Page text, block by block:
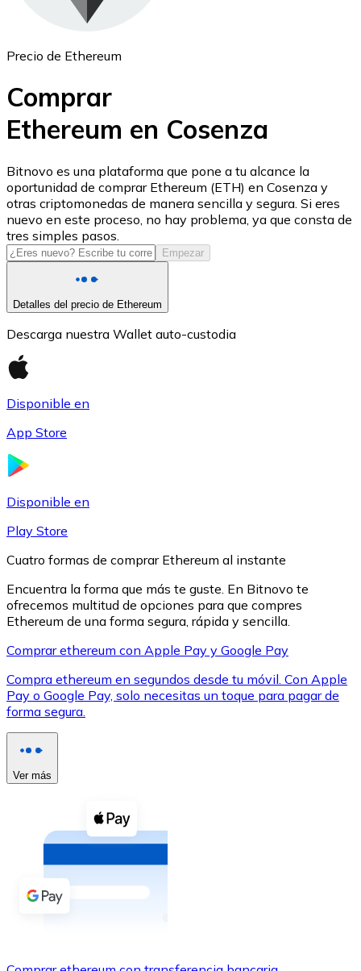
USD Coin
USDC
Litecoin
LTC
Ver todo
Compra criptomonedas con efectivo en tu tienda más
Comprar con efectivo
Transferencia SEPA
Añade fondos a tu cuenta Bitnovo o realiza compras
Comprar con Transferencia
Utiliza tarjetas Visa y Mastercard para comprar
Precio de Ethereum
Comprar
Ethereum en Cosenza
Bitnovo es una plataforma que pone a tu alcance la
oportunidad de comprar Ethereum (ETH) en Cosenza y
otras criptomonedas de manera sencilla y segura. Si eres
nuevo en este proceso, no hay problema, ya que consta de
tres simples pasos.
Empezar
Detalles del precio de Ethereum
Descarga nuestra Wallet auto-custodia
Disponible en
App Store
Disponible en
Play Store
Cuatro formas de comprar Ethereum al instante
Encuentra la forma que más te guste. En Bitnovo te
ofrecemos multitud de opciones para que compres
Ethereum de una forma segura, rápida y sencilla.
Comprar ethereum con Apple Pay y Google Pay
Compra ethereum en segundos desde tu móvil. Con Apple
Pay o Google Pay, solo necesitas un toque para pagar de
forma segura.
Ver más